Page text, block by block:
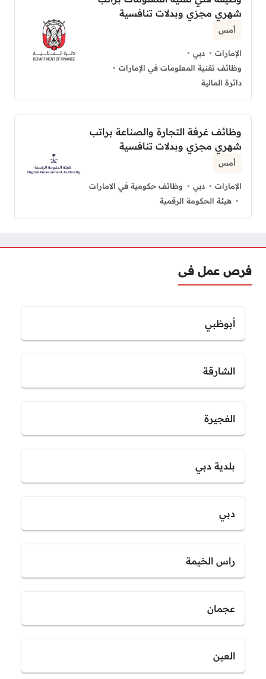
شهري مجزي وبدلات تنافسية
أمس
الإمارات
دبي
وظائف تقنية المعلومات في الإمارات
دائرة المالية
وظائف غرفة التجارة والصناعة براتب
شهري مجزي وبدلات تنافسية
أمس
الإمارات دبي
وظائف حكومية في الامارات
هيئة الحكومة الرقمية
فرص عمل فى
أبوظبي
الشارقة
الفجيرة
بلدية دبي
دبي
راس الخيمة
عجمان
العين